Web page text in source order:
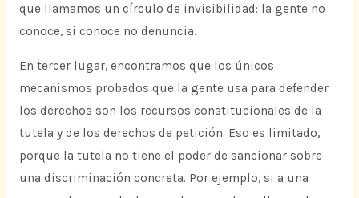
que llamamos un círculo de invisibilidad: la gente no
conoce, si conoce no denuncia.
En tercer lugar, encontramos que los únicos
mecanismos probados que la gente usa para defender
los derechos son los recursos constitucionales de la
tutela y de los derechos de petición. Eso es limitado,
porque la tutela no tiene el poder de sancionar sobre
una discriminación concreta. Por ejemplo, si a una